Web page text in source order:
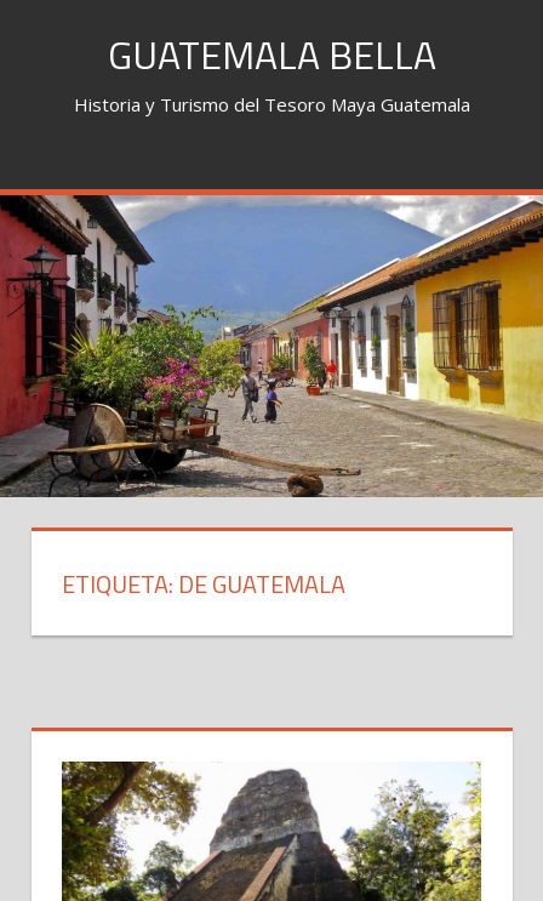
GUATEMALA BELLA
Historia y Turismo del Tesoro Maya Guatemala
ETIQUETA: DE GUATEMALA